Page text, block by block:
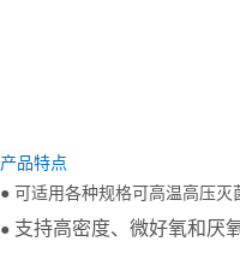
产品特点
● 可适用各种规格可高温高压
● 支持高密度、微好氧和厌